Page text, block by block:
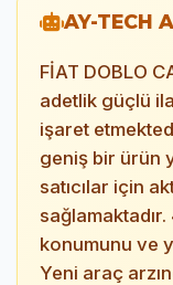
AY-TECH
FİAT DOBLO
adetlik güçlü
işaret
geniş bir ürün
satıcılar için
konumunu ve
Yeni araç